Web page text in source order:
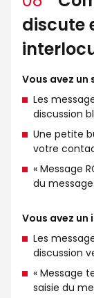
discute
Vous avez
Les
discussion
Une petite
votre
« Message
du message.
Vous avez un
Les
discussion
« Message
saisie du